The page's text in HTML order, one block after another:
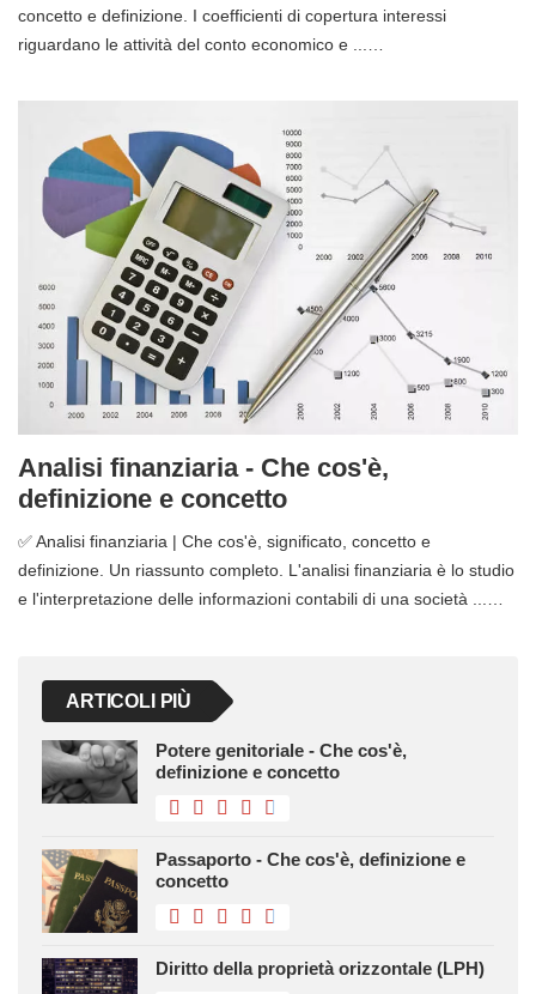
concetto e definizione. I coefficienti di copertura interessi
riguardano le attività del conto economico e ...…
Analisi finanziaria - Che cos'è,
definizione e concetto
✅ Analisi finanziaria | Che cos'è, significato, concetto e
definizione. Un riassunto completo. L'analisi finanziaria è lo studio
e l'interpretazione delle informazioni contabili di una società ...…
ARTICOLI PIÙ
Potere genitoriale - Che cos'è,
definizione e concetto
Passaporto - Che cos'è, definizione e
concetto
Diritto della proprietà orizzontale (LPH)